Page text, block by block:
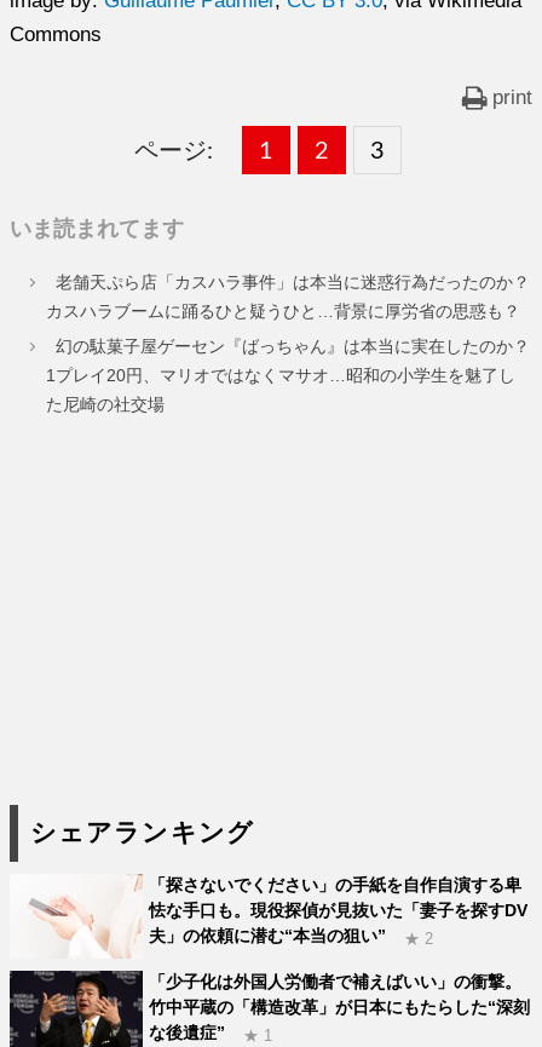
Commons
print
ページ:
固
ー
ジ
1 ,
固
ー
ジ
2 ,
固
ー
ジ
3
いま読まれてます
老舗天ぷら店「カスハラ事件」は本当に迷惑行為だったのか？
カスハラブームに踊るひと疑うひと…背景に厚労省の思惑も？
幻の駄菓子屋ゲーセン『ばっちゃん』は本当に実在したのか？
1プレイ20円、マリオではなくマサオ…昭和の小学生を魅了し
た尼崎の社交場
シェアランキング
「探さないでください」の手紙を自作自演する卑
怯な手口も。現役探偵が見抜いた「妻子を探すDV
夫」の依頼に潜む“本当の狙い”
★ 2
「少子化は外国人労働者で補えばいい」の衝撃。
竹中平蔵の「構造改革」が日本にもたらした“深刻
な後遺症”
★ 1